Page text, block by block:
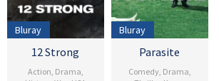
Bluray
12 Strong
Action Drama
Bluray
Parasite
Comedy, Drama